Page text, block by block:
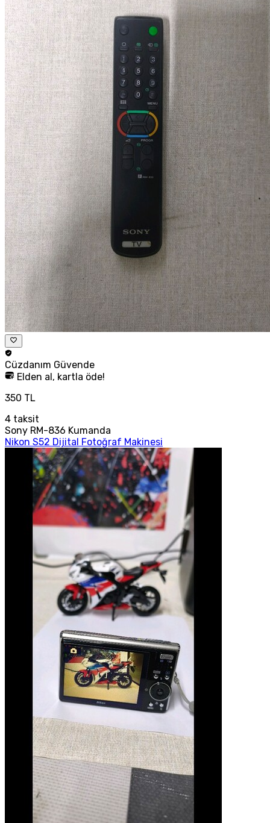
Cüzdanım Güvende
Elden al, kartla öde!
350 TL
4 taksit
Sony RM-836 Kumanda
Nikon S52 Dijital Fotoğraf Makinesi